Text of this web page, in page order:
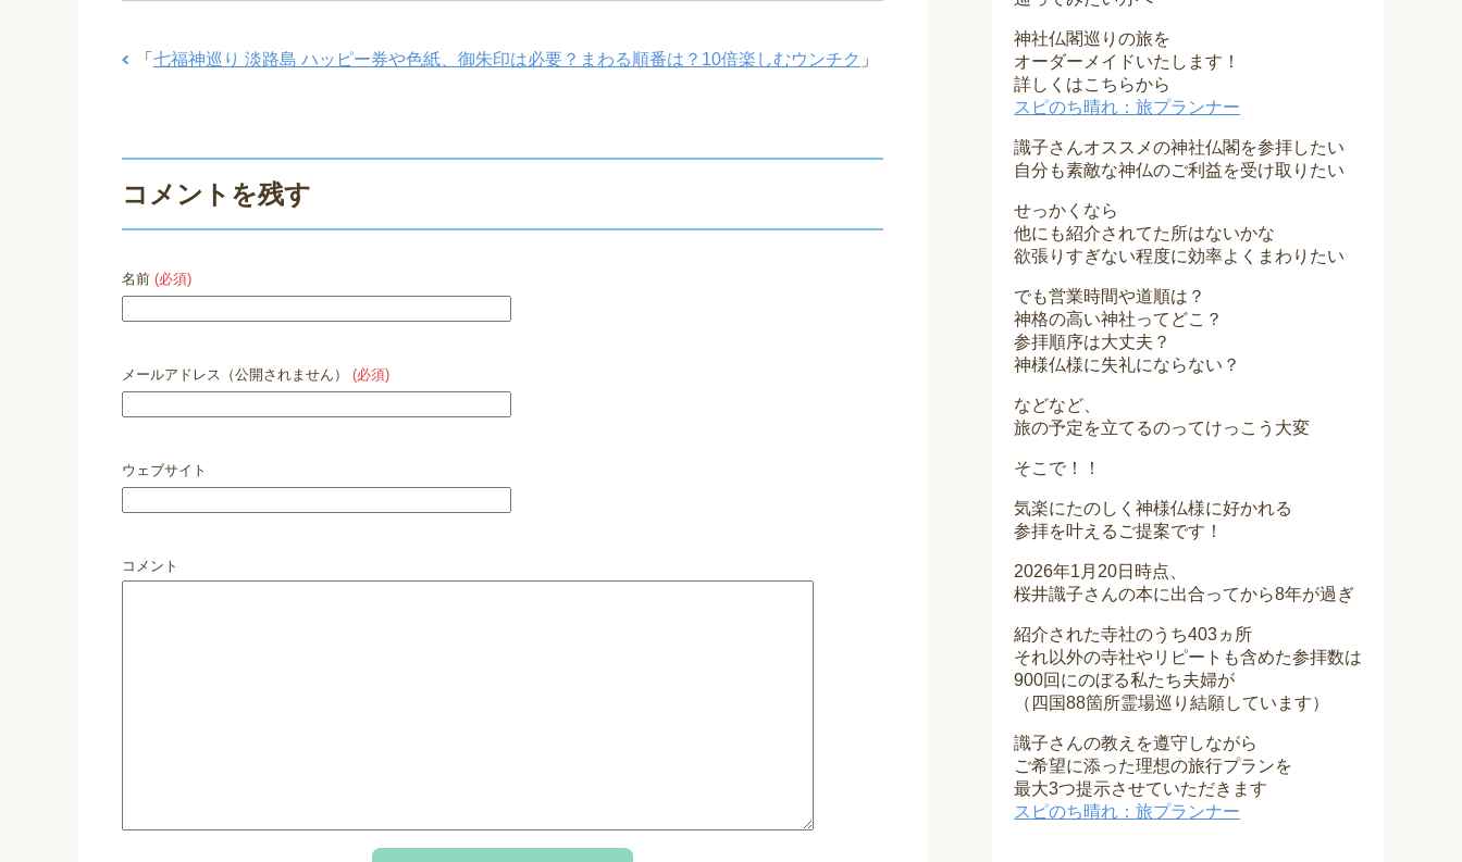
「 七福神巡り 淡路島 ハッピー券や色紙、御朱印は必要？まわる順番は？10倍楽しむウンチク 」
コメントを残す
名前 (必須)
メールアドレス（公開されません） (必須)
ウェブサイト
コメント
神社仏閣巡りの旅を
オーダーメイドいたします！
詳しくはこちらから
スピのち晴れ：旅プランナー
識子さんオススメの神社仏閣を参拝したい
自分も素敵な神仏のご利益を受け取りたい
せっかくなら
他にも紹介されてた所はないかな
欲張りすぎない程度に効率よくまわりたい
でも営業時間や道順は？
神格の高い神社ってどこ？
参拝順序は大丈夫？
神様仏様に失礼にならない？
などなど、
旅の予定を立てるのってけっこう大変
そこで！！
気楽にたのしく神様仏様に好かれる
参拝を叶えるご提案です！
2026年1月20日時点、
桜井識子さんの本に出合ってから8年が過ぎ
紹介された寺社のうち403ヵ所
それ以外の寺社やリピートも含めた参拝数は
900回にのぼる私たち夫婦が
（四国88箇所霊場巡り結願しています）
識子さんの教えを遵守しながら
ご希望に添った理想の旅行プランを
最大3つ提示させていただきます
スピのち晴れ：旅プランナー